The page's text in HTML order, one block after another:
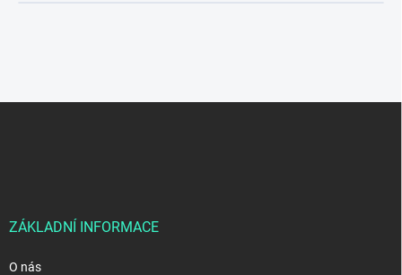
ZÁKLADNÍ INFORMACE
O nás